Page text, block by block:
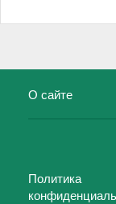
О сайте
Политика